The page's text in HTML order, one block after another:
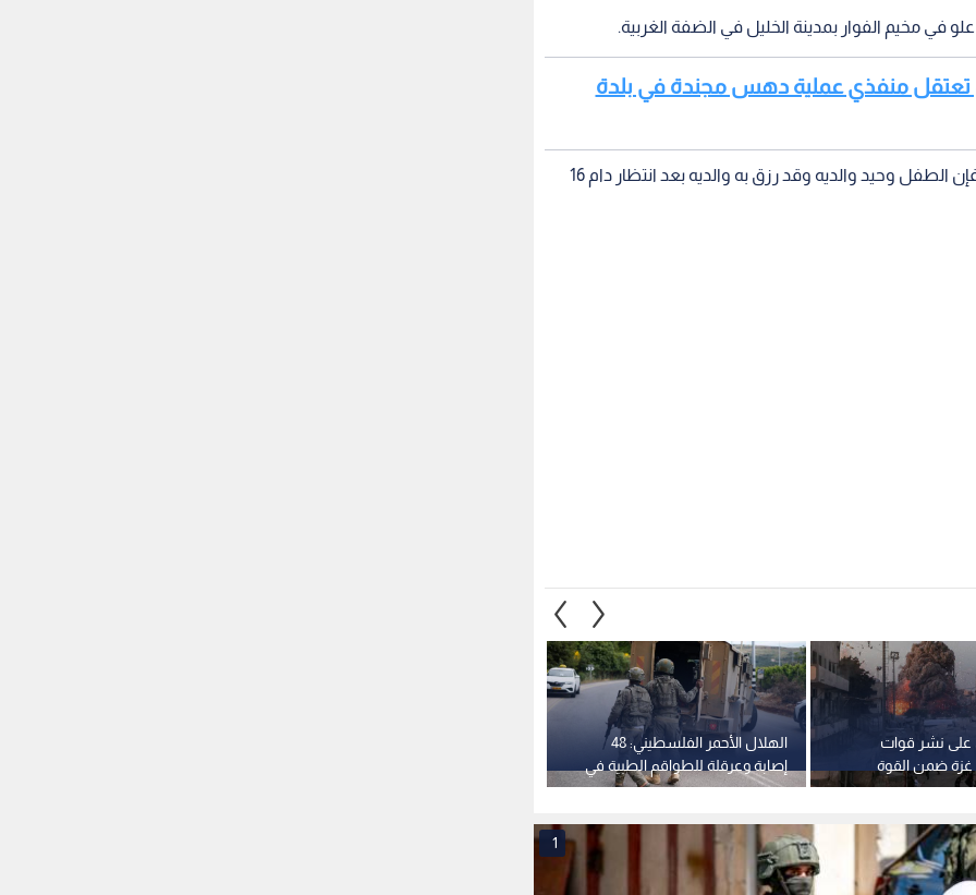
مخيم الفوار بمدينة الخليل في الضفة الغربية.
تعتقل منفذي عملية دهس مجندة في بلدة
وحسب ما تم تداوله عبر منصات التواصل الاجتماعي فإن الطفل وحيد والديه وقد رزق به والديه بعد انتظار دام 16
الهلال الأحمر الفلسطيني: 48
إصابة وعرقلة للطواقم الطبية في
اقتحام مستمر لقوات الاحتلال في
على نشر قوات
ضمن القوة
1